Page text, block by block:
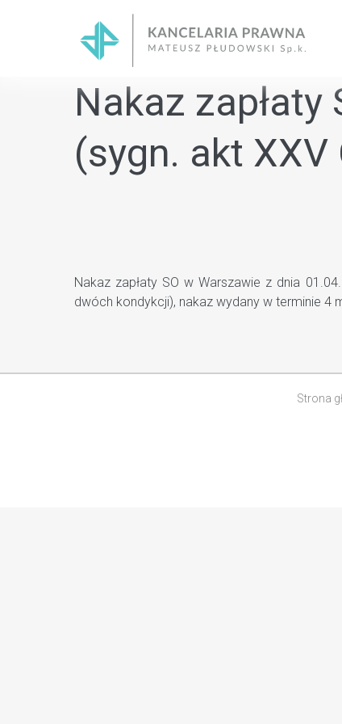
Nakaz
(sygn. akt
Nakaz zapłaty SO w Warszawie z dnia
dwóch kondykcji), nakaz wydany w terminie 4
Strona